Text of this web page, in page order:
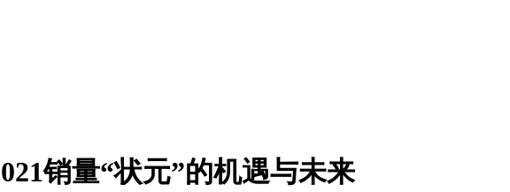
销量“状元”的机遇与未来